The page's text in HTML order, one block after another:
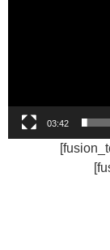
03:42
[/vc_column_text][/vc_column][/vc_row][/fusion_text]
[/fusion_builder_column][/fusion_builder_row]